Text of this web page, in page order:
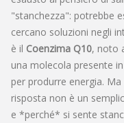
"stanchezza": potrebbe
cercano soluzioni negli
è il Coenzima Q10, noto
una molecola presente
per produrre energia.
risposta non è un
e *perché* si sente